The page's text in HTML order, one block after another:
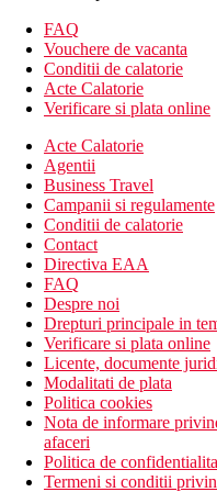
Descrierea hotelului
hol de intrare cu
3 sali de conferinta
2 restaurante
2 baruri (1 langa
tobogan pentru
minimarket
fitness
clinica
casa de schimb
spalatorie
croitorie
Descrierea plajei
plaja larga cu
mare, nisip alb si
sezlonguri si
gratuit.
Activitati gratuite
programe de
disco, mini club,
adulti si
FAQ
Vouchere de vacanta
Conditii de calatorie
Acte Calatorie
Verificare si plata online
Acte Calatorie
Agentii
Business Travel
Campanii si regulamente
Conditii de calatorie
Contact
Directiva EAA
FAQ
Despre noi
Drepturi principale in
Verificare si plata online
Licente, documente
Modalitati de plata
Politica cookies
Nota de informare
afaceri
Politica de
Termeni si conditii